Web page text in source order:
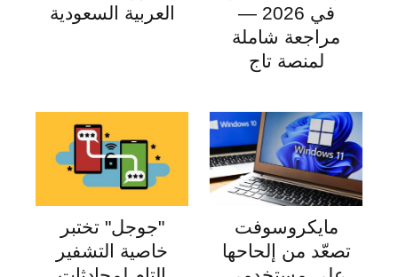
في 2026 —
مراجعة شاملة
لمنصة تاج
العربية السعودية
مايكروسوفت
تصعّد من إلحاحها
"جوجل" تختبر
خاصية التشفير